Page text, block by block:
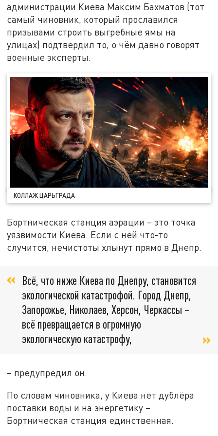
администрации Киева Максим Бахматов (тот
самый чиновник, который прославился
призывами строить выгребные ямы на
улицах) подтвердил то, о чём давно говорят
военные эксперты.
КОЛЛАЖ ЦАРЬГРАДА
Бортническая станция аэрации – это точка
уязвимости Киева. Если с ней что-то
случится, нечистоты хлынут прямо в Днепр.
Всё, что ниже Киева по Днепру, становится
экологической катастрофой. Город Днепр,
Запорожье, Николаев, Херсон, Черкассы –
всё превращается в огромную
экологическую катастрофу,
– предупредил он.
По словам чиновника, у Киева нет дублёра
поставки воды и на энергетику –
Бортническая станция единственная.